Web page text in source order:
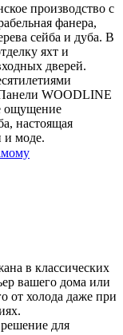
производство с
фанера,
сейба и дуба. В
яхт и
дверей.
WOODLINE
ощущение
настоящая
и моде.
в классических
вашего дома или
от холода даже при
для